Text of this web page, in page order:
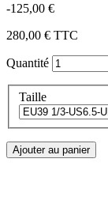
-125,00 €
280,00 € TTC
Quantité
Taille
Ajouter au panier